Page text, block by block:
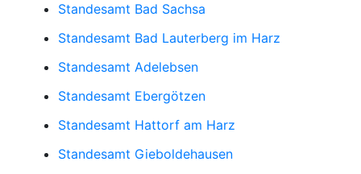
Standesamt Bad Sachsa
Standesamt Bad Lauterberg im Harz
Standesamt Adelebsen
Standesamt Ebergötzen
Standesamt Hattorf am Harz
Standesamt Gieboldehausen